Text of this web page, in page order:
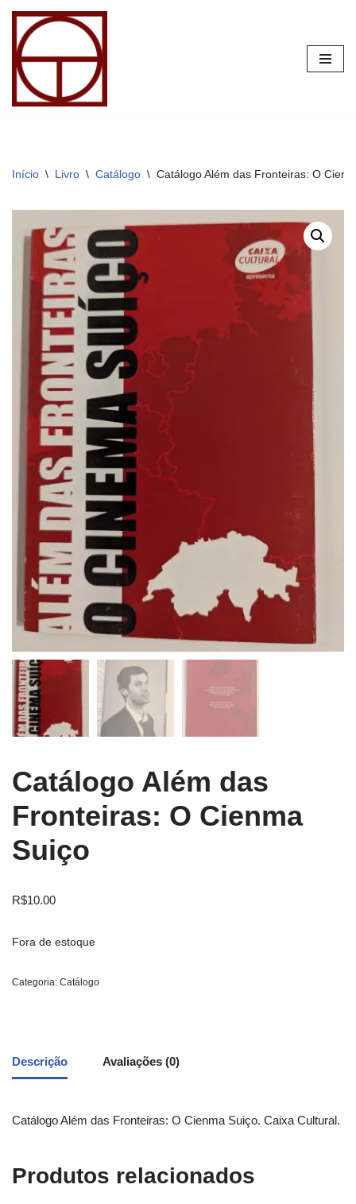
Pular
para
conteúdo
Início \ Livro \ Catálogo \ Catálogo Além das Fronteiras: O
Catálogo Além das
Fronteiras: O Cienma
Suiço
R$10.00
Fora de estoque
Categoria: Catálogo
Descrição Avaliações (0)
Catálogo Além das Fronteiras: O Cienma Suiço. Caixa Cultural.
Produtos relacionados